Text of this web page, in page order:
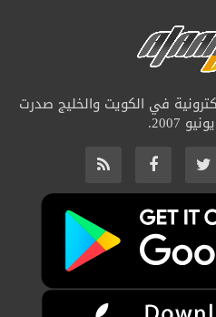
في الكويت والخليج صدرت